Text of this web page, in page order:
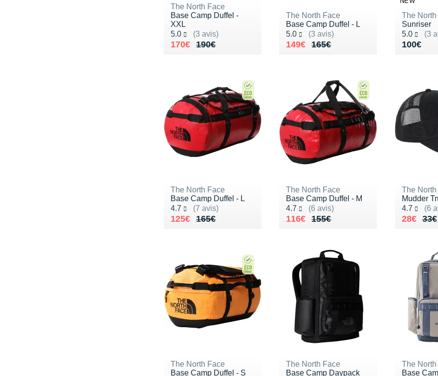
The North Face
Base Camp Duffel -
XXL
5.0
(3 avis)
Noté 5.0 sur 5
190€
Au lieu de 190€
170€
Vendu 170€
The North Face
Base Camp Duffel - L
5.0
(3 avis)
Noté 5.0 sur 5
165€
Au lieu de 165€
149€
Vendu 149€
The
Sunriser
5.0
(3
Noté 5.0
100€
Vendu
The North Face
Base Camp Duffel - L
4.7
(7 avis)
Noté 4.7 sur 5
165€
Au lieu de 165€
125€
Vendu 125€
The North Face
Base Camp Duffel - M
4.7
(6 avis)
Noté 4.7 sur 5
155€
Au lieu de 155€
116€
Vendu 116€
The
Mudder
4.7
(6
Noté 4.7
33€
Au lieu
28€
Vendu
The North Face
Base Camp Duffel - S
The North Face
Base Camp Daypack
The
Base